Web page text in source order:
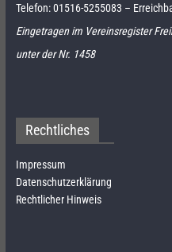
Telefon:01516-5255083 –
Eingetragen im Vereinsregister
unter der Nr. 1458
Rechtliches
Impressum
Datenschutzerklärung
Rechtlicher Hinweis